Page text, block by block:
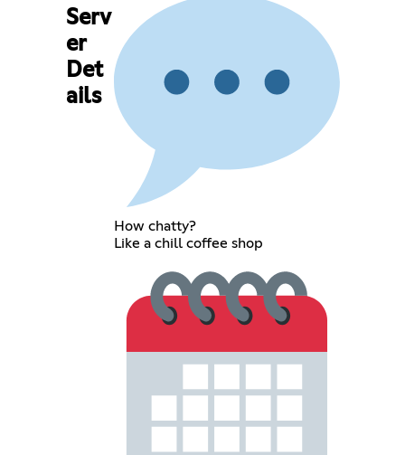
Serv
er
Det
ails
How chatty?
Like a chill coffee shop